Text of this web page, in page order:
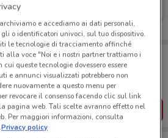
23 m
sempre con te!
migliori offerte dei negozi vicino a te,
la tua lista del risparmio, comodamente
SCARICA L’APP
e accediamo ai dati personali,
o identificatori univoci, sul tuo dispositivo.
le tecnologie di tracciamento affinché
alla voce "Noi e i nostri partner trattiamo i
queste tecnologie dovessero essere
e annunci visualizzati potrebbero non
nuovamente a questo menu per
revocare il consenso facendo clic sul link
pagina web. Tali scelte avranno effetto nel
Per maggiori informazioni, consulta
Privacy policy